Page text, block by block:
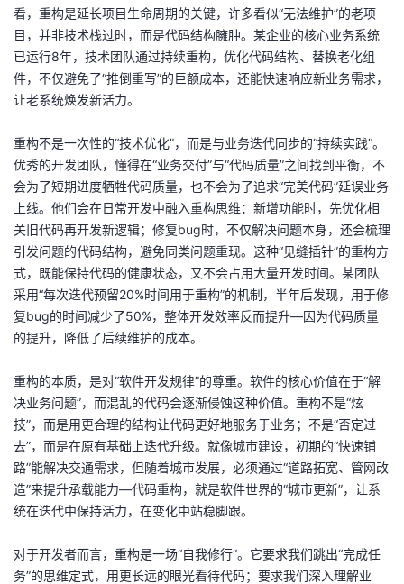
看，重构是延长项目生命周期的关键，许多看似“无法维护”的老项
目，并非技术栈过时，而是代码结构臃肿。某企业的核心业务系统
已运行8年，技术团队通过持续重构，优化代码结构、替换老化组
件，不仅避免了“推倒重写”的巨额成本，还能快速响应新业务需求，
让老系统焕发新活力。
重构不是一次性的“技术优化”，而是与业务迭代同步的“持续实践”。
优秀的开发团队，懂得在“业务交付”与“代码质量”之间找到平衡，不
会为了短期进度牺牲代码质量，也不会为了追求“完美代码”延误业务
上线。他们会在日常开发中融入重构思维：新增功能时，先优化相
关旧代码再开发新逻辑；修复bug时，不仅解决问题本身，还会梳理
引发问题的代码结构，避免同类问题重现。这种“见缝插针”的重构方
式，既能保持代码的健康状态，又不会占用大量开发时间。某团队
采用“每次迭代预留20%时间用于重构”的机制，半年后发现，用于修
复bug的时间减少了50%，整体开发效率反而提升—因为代码质量
的提升，降低了后续维护的成本。
重构的本质，是对“软件开发规律”的尊重。软件的核心价值在于“解
决业务问题”，而混乱的代码会逐渐侵蚀这种价值。重构不是“炫
技”，而是用更合理的结构让代码更好地服务于业务；不是“否定过
去”，而是在原有基础上迭代升级。就像城市建设，初期的“快速铺
路”能解决交通需求，但随着城市发展，必须通过“道路拓宽、管网改
造”来提升承载能力—代码重构，就是软件世界的“城市更新”，让系
统在迭代中保持活力，在变化中站稳脚跟。
对于开发者而言，重构是一场“自我修行”。它要求我们跳出“完成任
务”的思维定式，用更长远的眼光看待代码；要求我们深入理解业